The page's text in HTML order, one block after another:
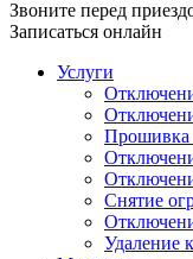
Звоните перед
Записаться онлайн
Услуги
Снятие
Удаление